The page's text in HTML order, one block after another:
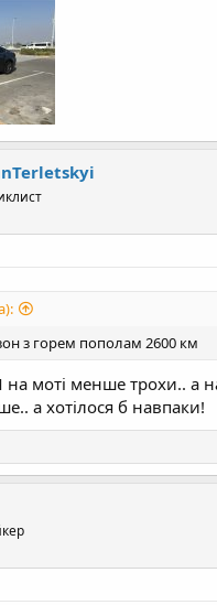
з горем пополам 2600 км
моті менше трохи.. а
а хотілося б навпаки!